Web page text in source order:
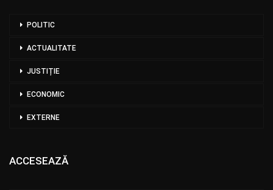
POLITIC
ACTUALITATE
JUSTIȚIE
ECONOMIC
EXTERNE
ACCESEAZĂ